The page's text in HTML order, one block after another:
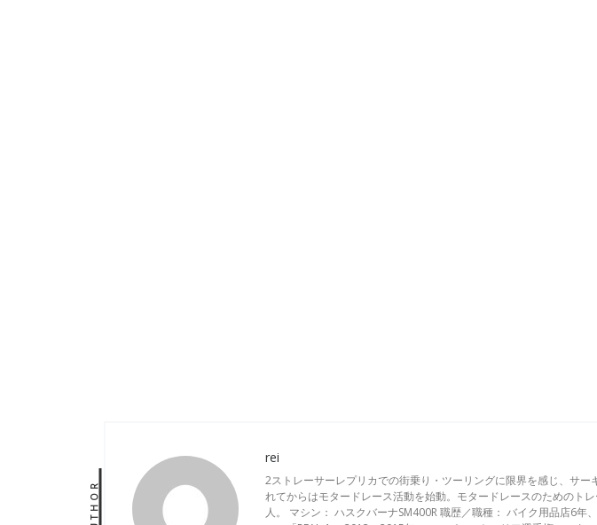
AUTHOR
rei
2ストレーサーレプリカでの街乗り・ツーリングに限界を感じ、サ
れてからはモタードレース活動を始動。モタードレースのためのト
人。 マシン： ハスクバーナSM400R 職歴／職種： バイク用品店6